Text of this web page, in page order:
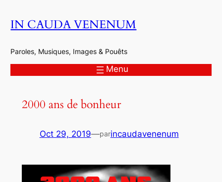
auIN CAUDA VENENUM
Paroles, Musiques, Images & Pouêts
Menu
2000 ans de bonheur
Oct 29, 2019—parincaudavenenum